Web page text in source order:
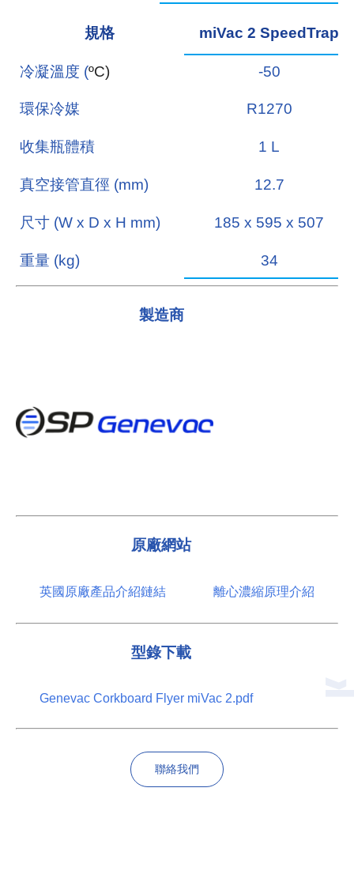
規格 miVac 2 SpeedTrap
冷凝溫度 (ºC) -50
環保冷媒 R1270
收集瓶體積 1 L
真空接管直徑 (mm) 12.7
尺寸 (W x D x H mm) 185 x 595 x 507
重量 (kg) 34
製造商
原廠網站
英國原廠產品介紹鏈結 離心濃縮原理介紹
型錄下載
Genevac Corkboard Flyer miVac 2.pdf
聯絡我們